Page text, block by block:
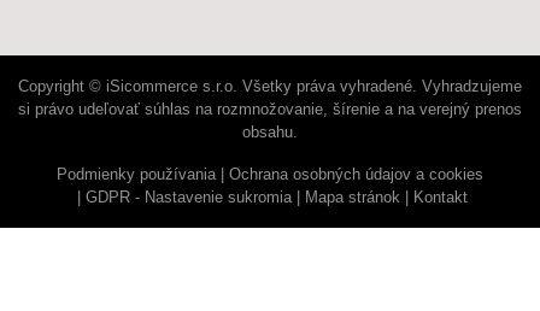
Copyright © iSicommerce s.r.o. Všetky práva vyhradené. Vyhradzujeme
si právo udeľovať súhlas na rozmnožovanie, šírenie a na verejný prenos
obsahu.
Podmienky používania
Ochrana osobných údajov a cookies
GDPR - Nastavenie sukromia
Mapa stránok Kontakt